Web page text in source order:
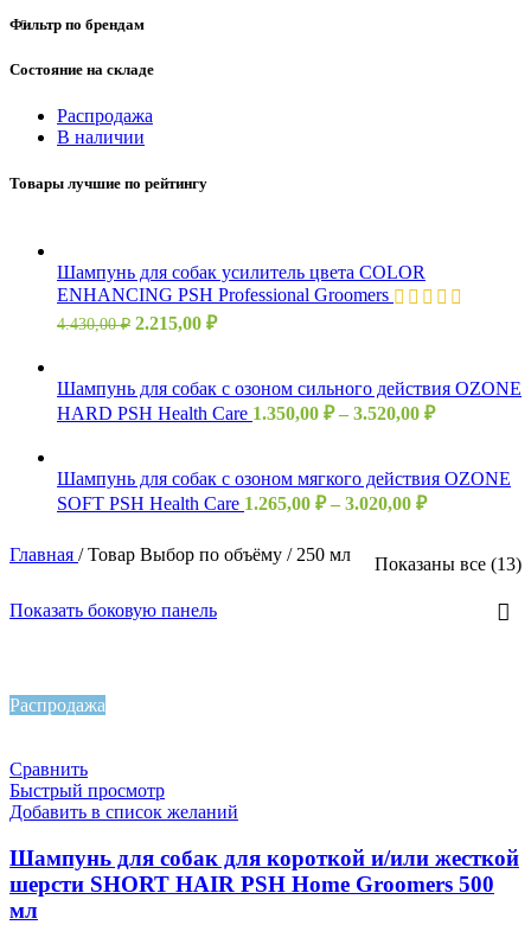
Фильтр по брендам
Состояние на складе
Распродажа
В наличии
Товары лучшие по рейтингу
Шампунь для собак усилитель цвета COLOR
ENHANCING PSH Professional Groomers
4.430,00₽ 2.215,00 ₽
Шампунь для собак с озоном сильного действия OZONE
HARD PSH Health Care 1.350,00 ₽ – 3.520,00 ₽
Шампунь для собак с озоном мягкого действия OZONE
SOFT PSH Health Care 1.265,00 ₽ – 3.020,00 ₽
Главная / Товар Выбор по объёму / 250 мл Показаны все (13)
Показать боковую панель
Распродажа
Сравнить
Быстрый просмотр
Добавить в список желаний
Шампунь для собак для короткой и/или жесткой
шерсти SHORT HAIR PSH Home Groomers 500
мл